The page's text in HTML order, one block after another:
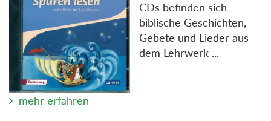
CDs befinden sich
biblische Geschichten,
Gebete und Lieder aus
dem Lehrwerk ...
mehr erfahren